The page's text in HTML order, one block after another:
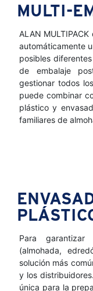
MULTI-
ALAN
automáticamente
posibles
de embalaje
gestionar todos
puede combinar
plástico y
familiares de
Para
(almohada,
solución más
y los
única para la